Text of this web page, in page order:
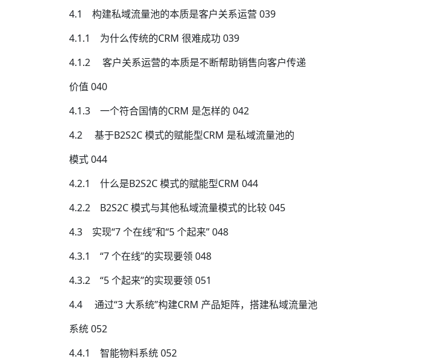
4.1 构建私域流量池的本质是客户关系运营 039
4.1.1 为什么传统的CRM 很难成功 039
4.1.2 客户关系运营的本质是不断帮助销售向客户传递
价值 040
4.1.3 一个符合国情的CRM 是怎样的 042
4.2 基于B2S2C 模式的赋能型CRM 是私域流量池的
模式 044
4.2.1 什么是B2S2C 模式的赋能型CRM 044
4.2.2 B2S2C 模式与其他私域流量模式的比较 045
4.3 实现“7 个在线”和“5 个起来” 048
4.3.1 “7 个在线”的实现要领 048
4.3.2 “5 个起来”的实现要领 051
4.4 通过“3 大系统”构建CRM 产品矩阵，搭建私域流量池
系统 052
4.4.1 智能物料系统 052